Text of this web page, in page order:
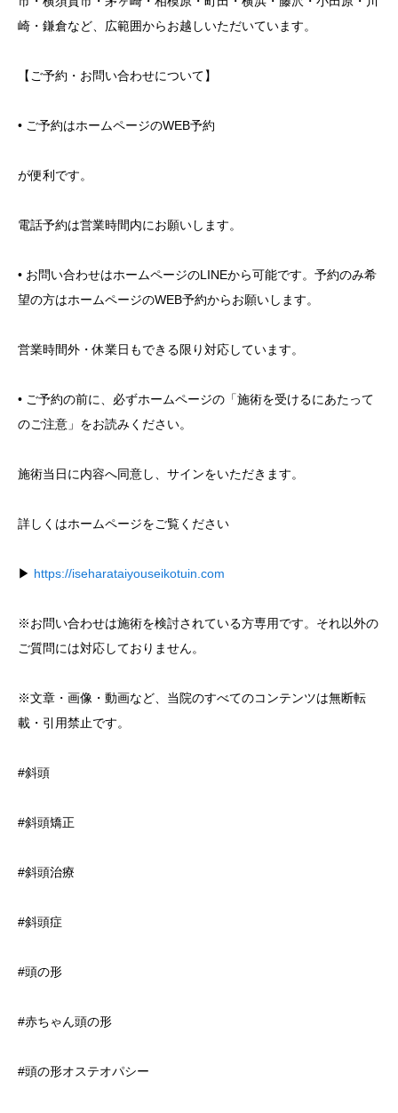
崎・鎌倉など、広範囲からお越しいただいています。
【ご予約・お問い合わせについて】
• ご予約はホームページのWEB予約
が便利です。
電話予約は営業時間内にお願いします。
• お問い合わせはホームページのLINEから可能です。予約のみ希
望の方はホームページのWEB予約からお願いします。
営業時間外・休業日もできる限り対応しています。
• ご予約の前に、必ずホームページの「施術を受けるにあたって
のご注意」をお読みください。
施術当日に内容へ同意し、サインをいただきます。
詳しくはホームページをご覧ください
▶︎ https://iseharataiyouseikotuin.com
※お問い合わせは施術を検討されている方専用です。それ以外の
ご質問には対応しておりません。
※文章・画像・動画など、当院のすべてのコンテンツは無断転
載・引用禁止です。
#斜頭
#斜頭矯正
#斜頭治療
#斜頭症
#頭の形
#赤ちゃん頭の形
#頭の形オステオパシー